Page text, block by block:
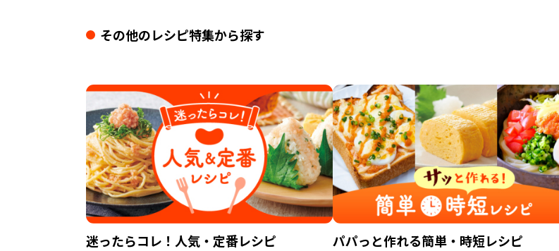
その他のレシピ特集から探す
迷ったらコレ！人気・定番レシピ パパっと作れる簡単・時短レシピ